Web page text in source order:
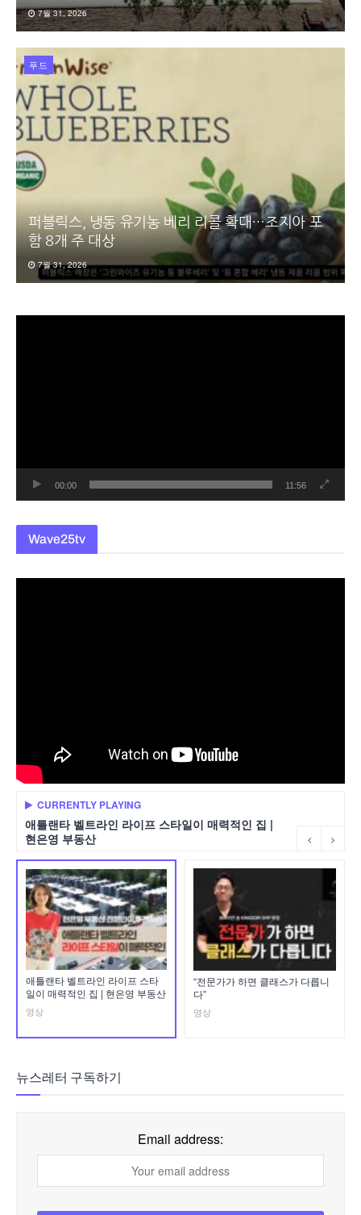
7월 31, 2026
푸드
퍼블릭스, 냉동 유기농 베리 리콜 확대…조지아 포
함 8개 주 대상
7월 31, 2026
00:00 11:56
Wave25tv
CURRENTLY PLAYING
애틀랜타 벨트라인 라이프 스타일이 매력적인 집 |
현은영 부동산
애틀랜타 벨트라인 라이프 스타
일이 매력적인 집 | 현은영 부동산
영상
“전문가가 하면 클래스가 다릅니
다”
영상
뉴스레터 구독하기
Email address: